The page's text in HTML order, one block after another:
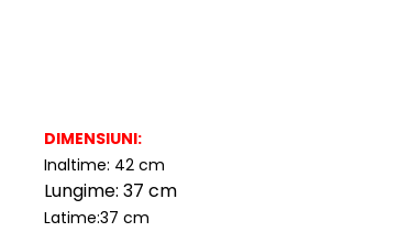
DIMENSIUNI:
Inaltime: 42 cm
Lungime: 37 cm
Latime:37 cm